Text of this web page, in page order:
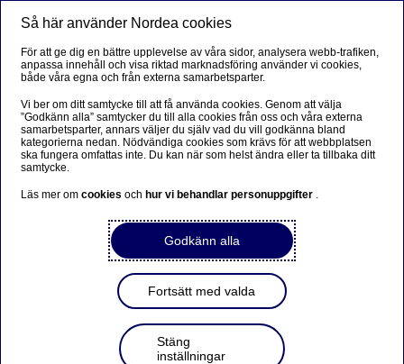
Så här använder Nordea cookies
För att ge dig en bättre upplevelse av våra sidor, analysera webb-trafiken,
anpassa innehåll och visa riktad marknadsföring använder vi cookies,
både våra egna och från externa samarbetsparter.
Vi ber om ditt samtycke till att få använda cookies. Genom att välja
”Godkänn alla” samtycker du till alla cookies från oss och våra externa
samarbetsparter, annars väljer du själv vad du vill godkänna bland
kategorierna nedan. Nödvändiga cookies som krävs för att webbplatsen
ska fungera omfattas inte. Du kan när som helst ändra eller ta tillbaka ditt
samtycke.
Läs mer omcookiesoch hur vi behandlar personuppgifter .
Godkänn alla
Fortsätt med valda
Stäng
inställningar